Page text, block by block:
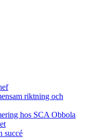
riktning och
hos SCA Obbola
succé